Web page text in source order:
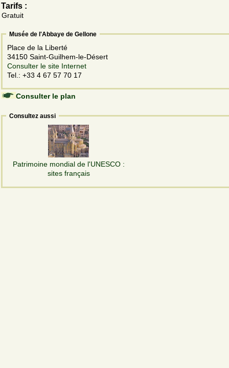
Tarifs :
Gratuit
Musée de l'Abbaye de Gellone
Place de la Liberté
34150 Saint-Guilhem-le-Désert
Consulter le site Internet
Tel.: +33 4 67 57 70 17
Consulter le plan
Consultez aussi
Patrimoine mondial de l'UNESCO :
sites français